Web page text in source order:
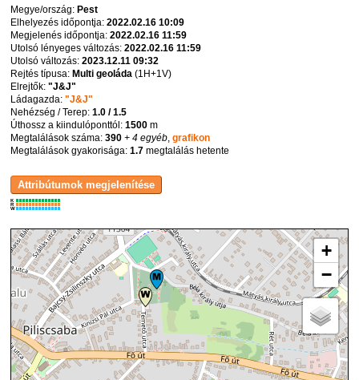
Megye/ország:Pest
Elhelyezés időpontja:2022.02.16 10:09
Megjelenés időpontja:2022.02.16 11:59
Utolsó lényeges változás:2022.02.16 11:59
Utolsó változás:2023.12.11 09:32
Rejtés típusa:Multi geoláda (1H+1V)
Elrejtők:"J&J"
Ládagazda:"J&J"
Nehézség / Terep:1.0 / 1.5
Úthossz a kiindulóponttól:1500 m
Megtalálások száma:390 + 4 egyéb ,grafikon
Megtalálások gyakorisága:1.7 megtalálás hetente
K
R
W
+
−